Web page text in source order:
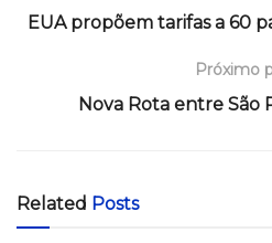
EUA propõem tarifas a 60
Próximo
Nova Rota entre São
Related Posts